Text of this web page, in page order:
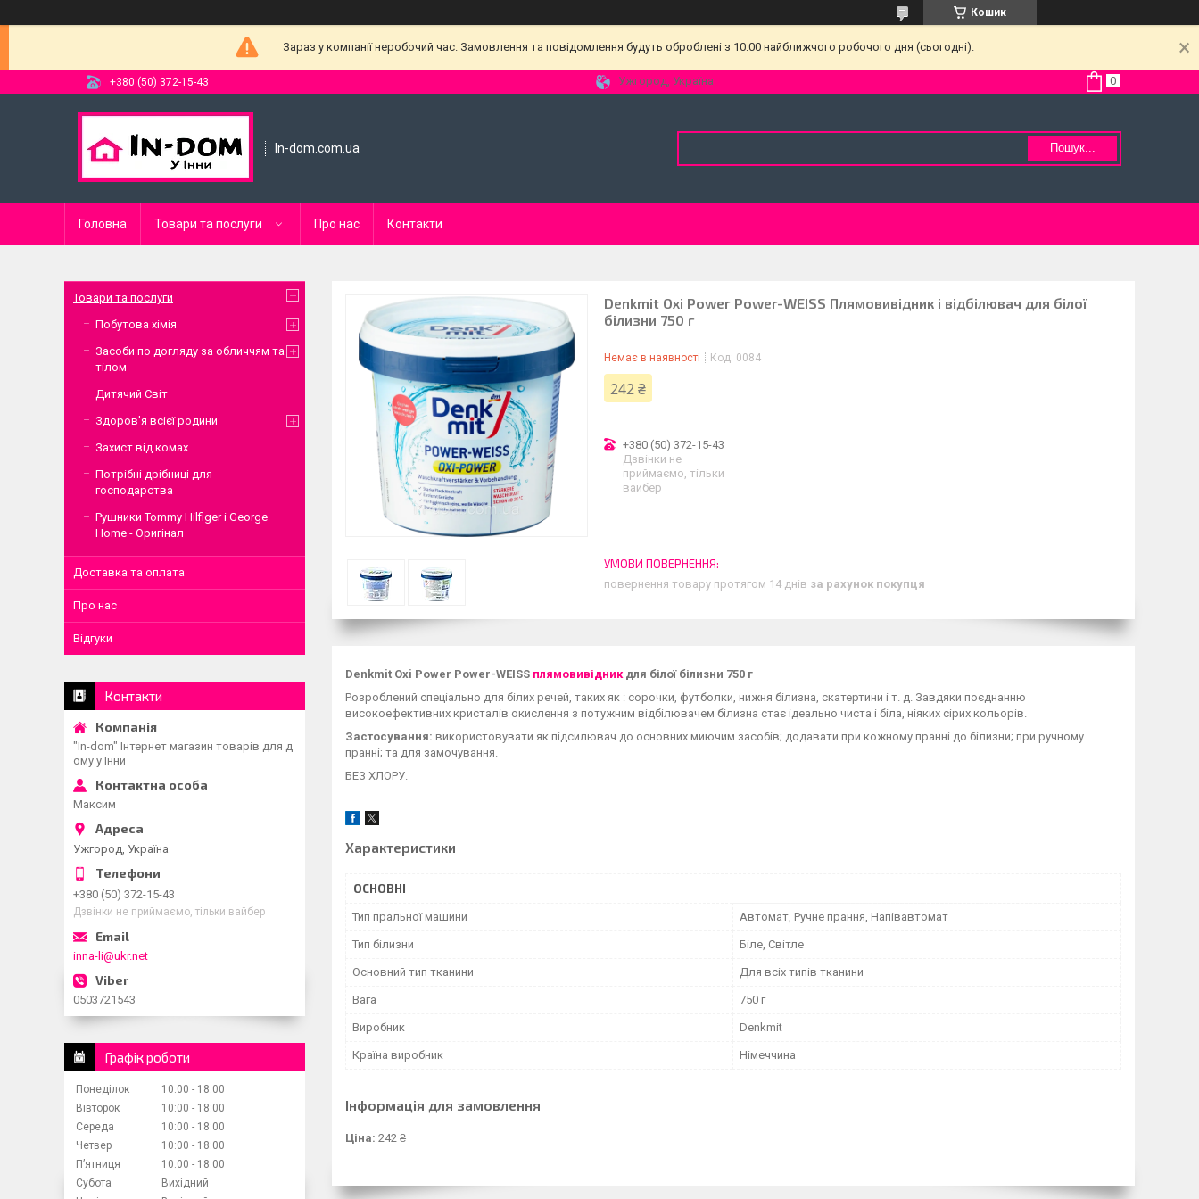
Кошик
Зараз у компанії неробочий час. Замовлення та повідомлення будуть оброблені з 10:00 найближчого робочого дня (сьогодні).
+380 (50) 372-15-43 Ужгород, Україна
In-dom.com.ua Пошук...
Головна Товари та послуги Про нас Контакти
Denkmit Oxi Power Power-WEISS Плямовивідник і відбілювач для білої
білизни 750 г
Немає в наявності Код: 0084
242 ₴
+380 (50) 372-15-43
Дзвінки не
приймаємо, тільки
вайбер
повернення товару протягом 14 днів за рахунок покупця
Denkmit Oxi Power Power-WEISS плямовивідникдля білої білизни 750 г
Розроблений спеціально для білих речей, таких як : сорочки, футболки, нижня білизна, скатертини і т. д. Завдяки поєднанню
високоефективних кристалів окислення з потужним відбілювачем білизна стає ідеально чиста і біла, ніяких сірих кольорів.
Застосування: використовувати як підсилювач до основних миючим засобів; додавати при кожному пранні до білизни; при ручному
пранні; та для замочування.
БЕЗ ХЛОРУ.
Характеристики
ОСНОВНІ
Тип пральної машини Автомат, Ручне прання, Напівавтомат
Тип білизни Біле, Світле
Основний тип тканини Для всіх типів тканини
Вага 750 г
Виробник Denkmit
Країна виробник Німеччина
Інформація для замовлення
Ціна: 242 ₴
Товари та послуги
Побутова хімія
Засоби по догляду за обличчям та
тілом
Дитячий Світ
Здоров'я всієї родини
Захист від комах
Потрібні дрібниці для
господарства
Рушники Tommy Hilfiger і George
Home - Оригінал
Доставка та оплата
Про нас
Відгуки
Контакти
"In-dom" Інтернет магазин товарів для д
ому у Інни
Максим
Ужгород, Україна
+380 (50) 372-15-43
Дзвінки не приймаємо, тільки вайбер
inna-li@ukr.net
0503721543
Графік роботи
Понеділок 10:00
18:00
Вівторок
10:00
18:00
Середа
10:00
18:00
Четвер
10:00
18:00
Пʼятниця
10:00
18:00
Субота
Вихідний